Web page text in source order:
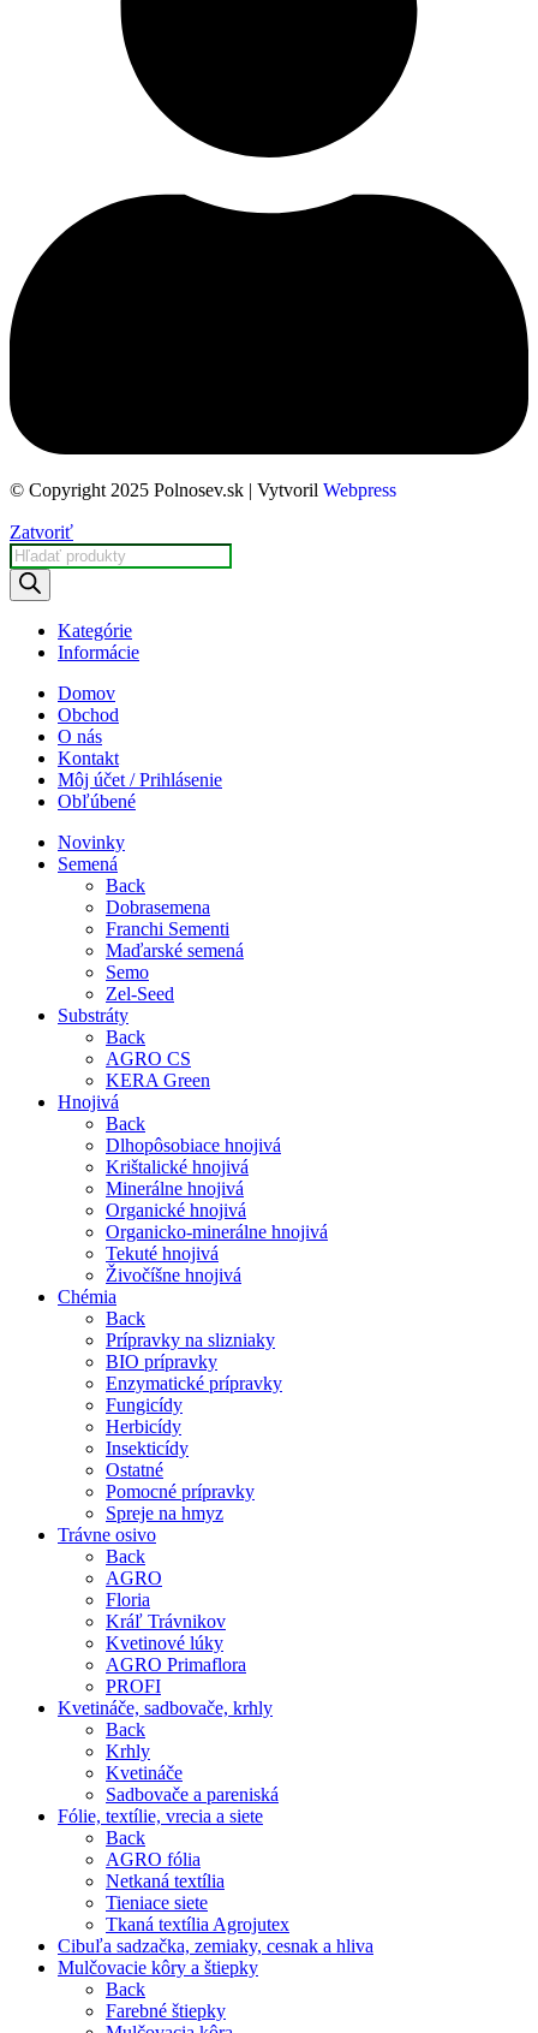
© Copyright 2025 Polnosev.sk | Vytvoril Webpress
Zatvoriť
Kategórie
Informácie
Domov
Obchod
O nás
Kontakt
Môj účet / Prihlásenie
Obľúbené
Novinky
Semená
Back
Dobrasemena
Franchi Sementi
Maďarské semená
Semo
Zel-Seed
Substráty
Back
AGRO CS
KERA Green
Hnojivá
Back
Dlhopôsobiace hnojivá
Krištalické hnojivá
Minerálne hnojivá
Organické hnojivá
Organicko-minerálne hnojivá
Tekuté hnojivá
Živočíšne hnojivá
Chémia
Back
Prípravky na slizniaky
BIO prípravky
Enzymatické prípravky
Fungicídy
Herbicídy
Insekticídy
Ostatné
Pomocné prípravky
Spreje na hmyz
Trávne osivo
Back
AGRO
Floria
Kráľ Trávnikov
Kvetinové lúky
AGRO Primaflora
PROFI
Kvetináče, sadbovače, krhly
Back
Krhly
Kvetináče
Sadbovače a pareniská
Fólie, textílie, vrecia a siete
Back
AGRO fólia
Netkaná textília
Tieniace siete
Tkaná textília Agrojutex
Cibuľa sadzačka, zemiaky, cesnak a hliva
Mulčovacie kôry a štiepky
Back
Farebné štiepky